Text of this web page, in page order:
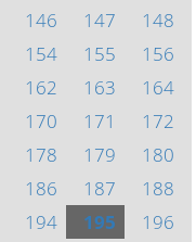
146 147
148
154 155
156
162 163
164
170 171
172
178 179
180
186 187
188
194 195
196